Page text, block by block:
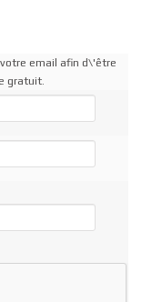
email afin d\'être
gratuit.